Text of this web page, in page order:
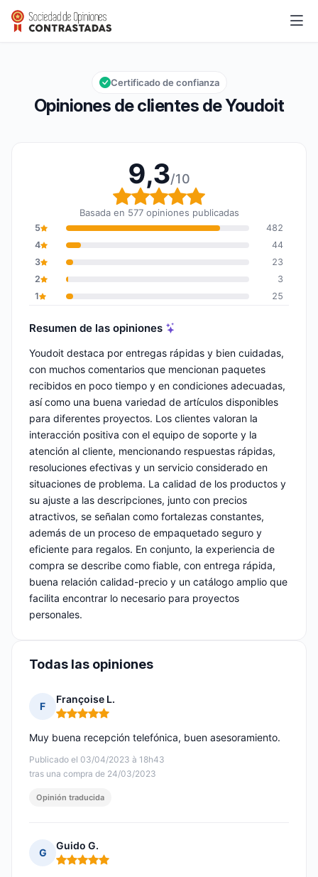
Youdoit
Calificación global: 9,3 de 10
9,3/10
Opiniones de clientes de Youdoit
Certificado de confianza
9,3/10
Calificación global: 9,3
Basada en 577 opiniones publicadas
5
482
4
44
3
23
2
3
1
25
Resumen de las opiniones
Youdoit destaca por entregas rápidas y bien cuidadas,
con muchos comentarios que mencionan paquetes
recibidos en poco tiempo y en condiciones adecuadas,
así como una buena variedad de artículos disponibles
para diferentes proyectos. Los clientes valoran la
interacción positiva con el equipo de soporte y la
atención al cliente, mencionando respuestas rápidas,
resoluciones efectivas y un servicio considerado en
situaciones de problema. La calidad de los productos y
su ajuste a las descripciones, junto con precios
atractivos, se señalan como fortalezas constantes,
además de un proceso de empaquetado seguro y
eficiente para regalos. En conjunto, la experiencia de
compra se describe como fiable, con entrega rápida,
buena relación calidad-precio y un catálogo amplio que
facilita encontrar lo necesario para proyectos
personales.
Todas las opiniones
F
Françoise L.
Nota: 5 de 5
Publicado el 03/04/2023 à 18h43
tras una compra de 24/03/2023
Muy buena recepción telefónica, buen asesoramiento.
Opinión traducida
G
Guido G.
Nota: 5 de 5